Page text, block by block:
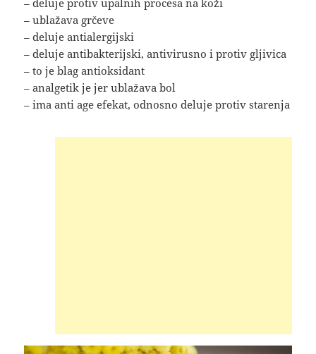
– deluje protiv upalnih procesa na koži
– ublažava grčeve
– deluje antialergijski
– deluje antibakterijski, antivirusno i protiv gljivica
– to je blag antioksidant
– analgetik je jer ublažava bol
– ima anti age efekat, odnosno deluje protiv starenja